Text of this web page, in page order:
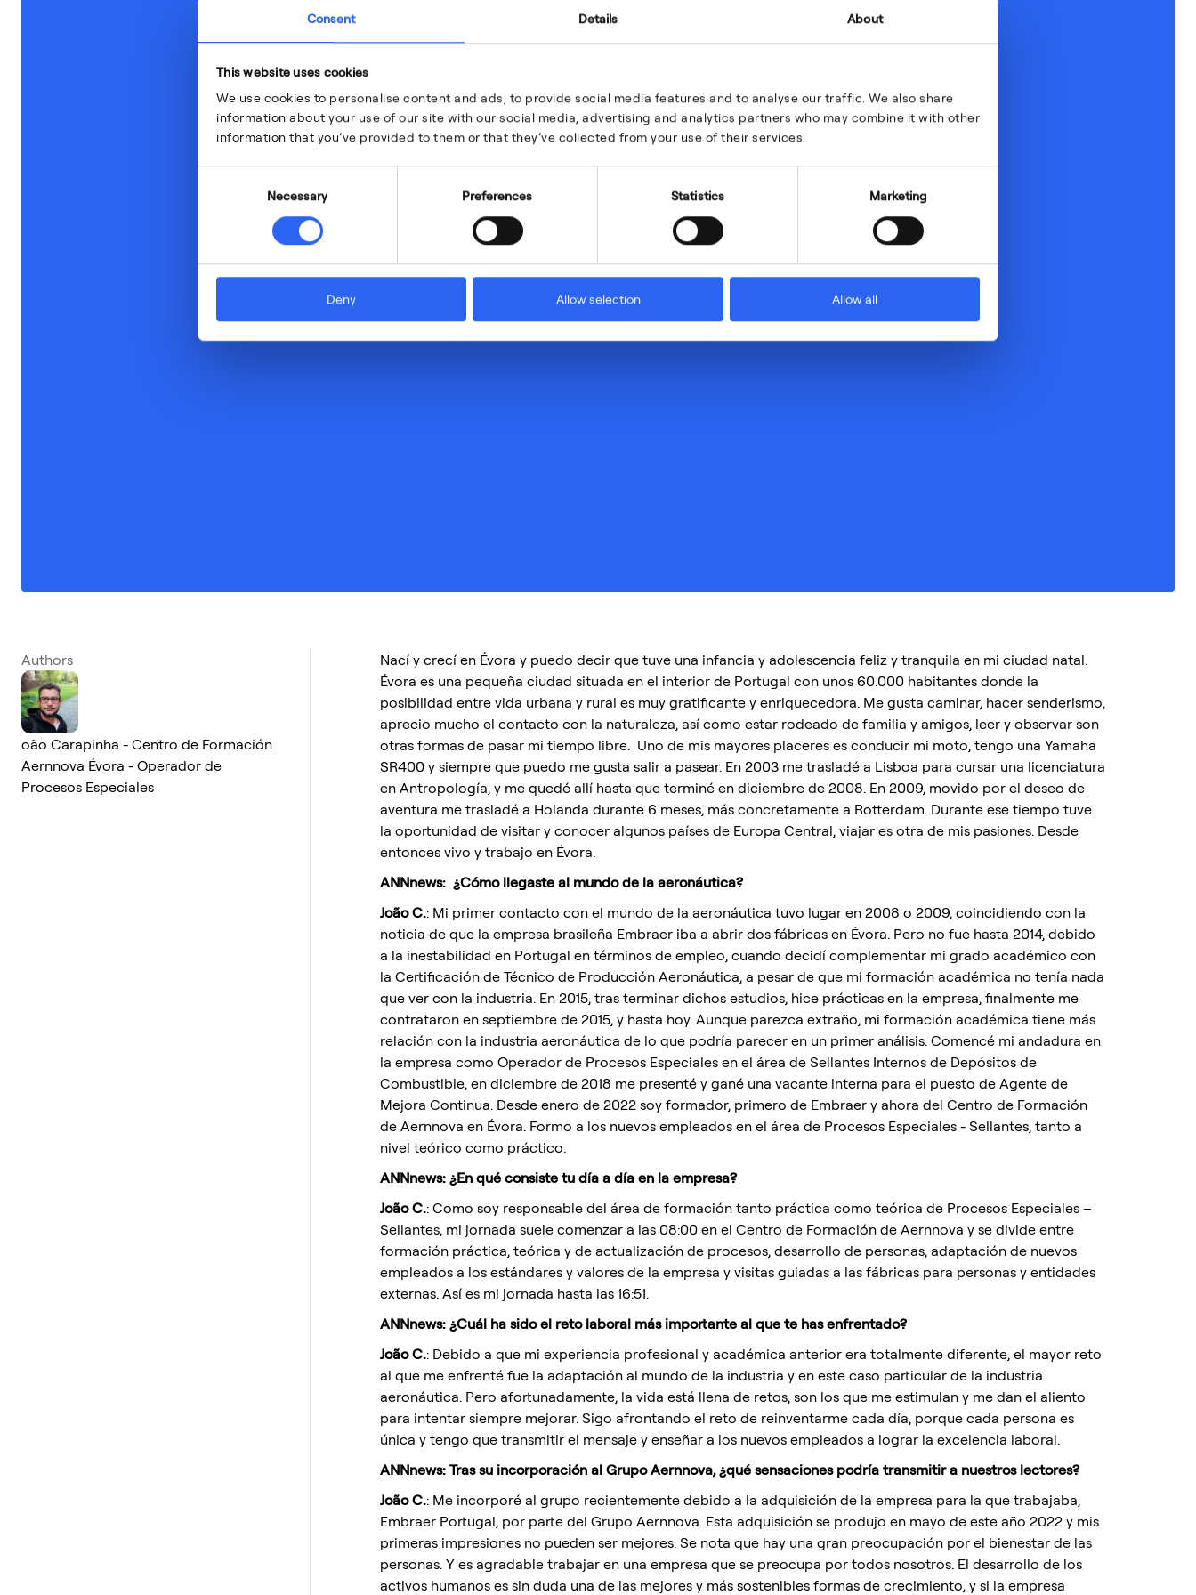
Consent Details About
This website uses cookies
We use cookies to personalise content and ads, to provide social media features and to analyse our traffic. We also share
information about your use of our site with our social media, advertising and analytics partners who may combine it with other
information that you’ve provided to them or that they’ve collected from your use of their services.
Necessary Preferences Statistics Marketing
Deny Allow selection Allow all
Authors
oão Carapinha - Centro de Formación
Aernnova Évora - Operador de
Procesos Especiales
Nací y crecí en Évora y puedo decir que tuve una infancia y adolescencia feliz y tranquila en mi ciudad natal.
Évora es una pequeña ciudad situada en el interior de Portugal con unos 60.000 habitantes donde la
posibilidad entre vida urbana y rural es muy gratificante y enriquecedora. Me gusta caminar, hacer senderismo,
aprecio mucho el contacto con la naturaleza, así como estar rodeado de familia y amigos, leer y observar son
otras formas de pasar mi tiempo libre. Uno de mis mayores placeres es conducir mi moto, tengo una Yamaha
SR400 y siempre que puedo me gusta salir a pasear. En 2003 me trasladé a Lisboa para cursar una licenciatura
en Antropología, y me quedé allí hasta que terminé en diciembre de 2008. En 2009, movido por el deseo de
aventura me trasladé a Holanda durante 6 meses, más concretamente a Rotterdam. Durante ese tiempo tuve
la oportunidad de visitar y conocer algunos países de Europa Central, viajar es otra de mis pasiones. Desde
entonces vivo y trabajo en Évora.
ANNnews: ¿Cómo llegaste al mundo de la aeronáutica?
João C.: Mi primer contacto con el mundo de la aeronáutica tuvo lugar en 2008 o 2009, coincidiendo con la
noticia de que la empresa brasileña Embraer iba a abrir dos fábricas en Évora. Pero no fue hasta 2014, debido
a la inestabilidad en Portugal en términos de empleo, cuando decidí complementar mi grado académico con
la Certificación de Técnico de Producción Aeronáutica, a pesar de que mi formación académica no tenía nada
que ver con la industria. En 2015, tras terminar dichos estudios, hice prácticas en la empresa, finalmente me
contrataron en septiembre de 2015, y hasta hoy. Aunque parezca extraño, mi formación académica tiene más
relación con la industria aeronáutica de lo que podría parecer en un primer análisis. Comencé mi andadura en
la empresa como Operador de Procesos Especiales en el área de Sellantes Internos de Depósitos de
Combustible, en diciembre de 2018 me presenté y gané una vacante interna para el puesto de Agente de
Mejora Continua. Desde enero de 2022 soy formador, primero de Embraer y ahora del Centro de Formación
de Aernnova en Évora. Formo a los nuevos empleados en el área de Procesos Especiales - Sellantes, tanto a
nivel teórico como práctico.
ANNnews: ¿En qué consiste tu día a día en la empresa?
João C.: Como soy responsable del área de formación tanto práctica como teórica de Procesos Especiales –
Sellantes, mi jornada suele comenzar a las 08:00 en el Centro de Formación de Aernnova y se divide entre
formación práctica, teórica y de actualización de procesos, desarrollo de personas, adaptación de nuevos
empleados a los estándares y valores de la empresa y visitas guiadas a las fábricas para personas y entidades
externas. Así es mi jornada hasta las 16:51.
ANNnews: ¿Cuál ha sido el reto laboral más importante al que te has enfrentado?
João C.: Debido a que mi experiencia profesional y académica anterior era totalmente diferente, el mayor reto
al que me enfrenté fue la adaptación al mundo de la industria y en este caso particular de la industria
aeronáutica. Pero afortunadamente, la vida está llena de retos, son los que me estimulan y me dan el aliento
para intentar siempre mejorar. Sigo afrontando el reto de reinventarme cada día, porque cada persona es
única y tengo que transmitir el mensaje y enseñar a los nuevos empleados a lograr la excelencia laboral.
ANNnews: Tras su incorporación al Grupo Aernnova, ¿qué sensaciones podría transmitir a nuestros lectores?
João C.: Me incorporé al grupo recientemente debido a la adquisición de la empresa para la que trabajaba,
Embraer Portugal, por parte del Grupo Aernnova. Esta adquisición se produjo en mayo de este año 2022 y mis
primeras impresiones no pueden ser mejores. Se nota que hay una gran preocupación por el bienestar de las
personas. Y es agradable trabajar en una empresa que se preocupa por todos nosotros. El desarrollo de los
activos humanos es sin duda una de las mejores y más sostenibles formas de crecimiento, y si la empresa